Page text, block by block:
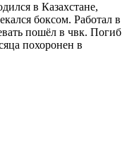
в Казахстане,
боксом. Работал в
пошёл в чвк. Погиб
похоронен в